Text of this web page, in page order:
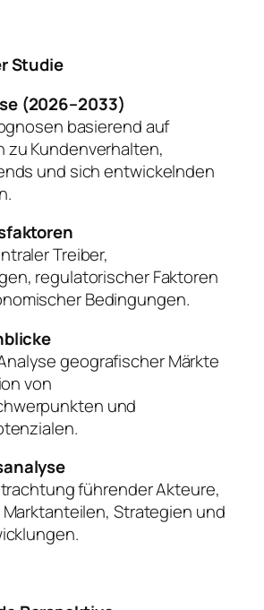
Studie
(2026–2033)
basierend auf
zu Kundenverhalten,
und sich entwickelnden
Treiber,
regulatorischer Faktoren
Bedingungen.
geografischer Märkte
von
und
führender Akteure,
Strategien und